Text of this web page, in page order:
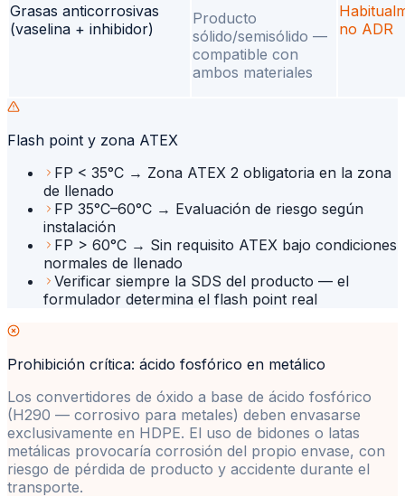
Grasas anticorrosivas
(vaselina + inhibidor)
Producto
sólido/semisólido —
compatible con
ambos materiales
no ADR
Flash point y zona ATEX
FP < 35°C → Zona ATEX 2 obligatoria en la zona
de llenado
FP 35°C–60°C → Evaluación de riesgo según
instalación
FP > 60°C → Sin requisito ATEX bajo condiciones
normales de llenado
Verificar siempre la SDS del producto — el
formulador determina el flash point real
Prohibición crítica: ácido fosfórico en metálico
Los convertidores de óxido a base de ácido fosfórico
(H290 — corrosivo para metales) deben envasarse
exclusivamente en HDPE. El uso de bidones o latas
metálicas provocaría corrosión del propio envase, con
riesgo de pérdida de producto y accidente durante el
transporte.